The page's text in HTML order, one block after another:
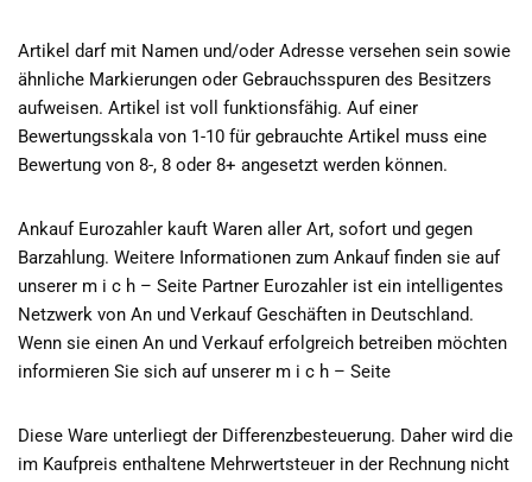
Artikel darf mit Namen und/oder Adresse versehen sein sowie
ähnliche Markierungen oder Gebrauchsspuren des Besitzers
aufweisen. Artikel ist voll funktionsfähig. Auf einer
Bewertungsskala von 1-10 für gebrauchte Artikel muss eine
Bewertung von 8-, 8 oder 8+ angesetzt werden können.
Ankauf Eurozahler kauft Waren aller Art, sofort und gegen
Barzahlung. Weitere Informationen zum Ankauf finden sie auf
unserer m i c h – Seite Partner Eurozahler ist ein intelligentes
Netzwerk von An und Verkauf Geschäften in Deutschland.
Wenn sie einen An und Verkauf erfolgreich betreiben möchten
informieren Sie sich auf unserer m i c h – Seite
Diese Ware unterliegt der Differenzbesteuerung. Daher wird die
im Kaufpreis enthaltene Mehrwertsteuer in der Rechnung nicht